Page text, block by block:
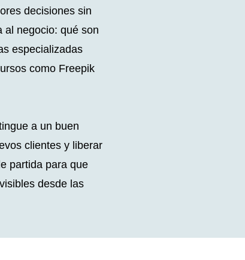
decisiones sin
al negocio: qué son
especializadas
como Freepik
a un buen
clientes y liberar
partida para que
desde las